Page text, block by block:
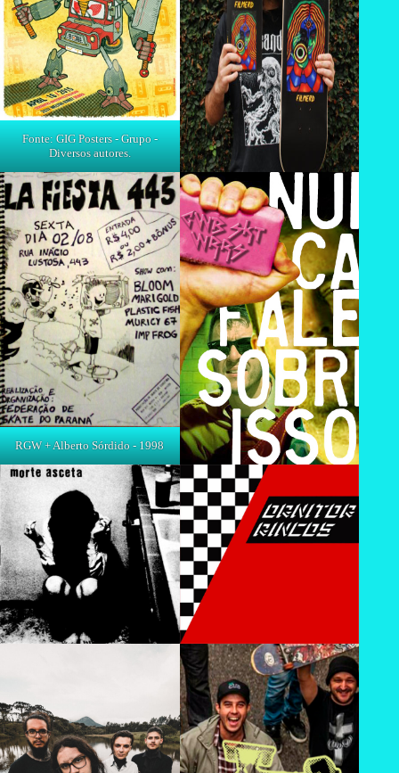
Fonte: GIG Posters - Grupo -
Diversos autores.
RGW + Alberto Sórdido - 1998